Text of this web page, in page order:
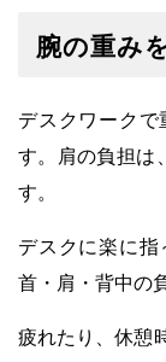
腕の重み
デスクワーク
す。肩の負担は
す。
デスクに楽に
首・肩・背中の
疲れたり、休憩